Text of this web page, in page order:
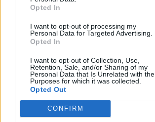
Opted In
I want to opt-out of processing my
Personal Data for Targeted Advertising.
Opted In
I want to opt-out of Collection, Use,
Retention, Sale, and/or Sharing of my
Personal Data that Is Unrelated with the
Purposes for which it was collected.
Opted Out
CONFIRM
2026. augusztus 08., szombat